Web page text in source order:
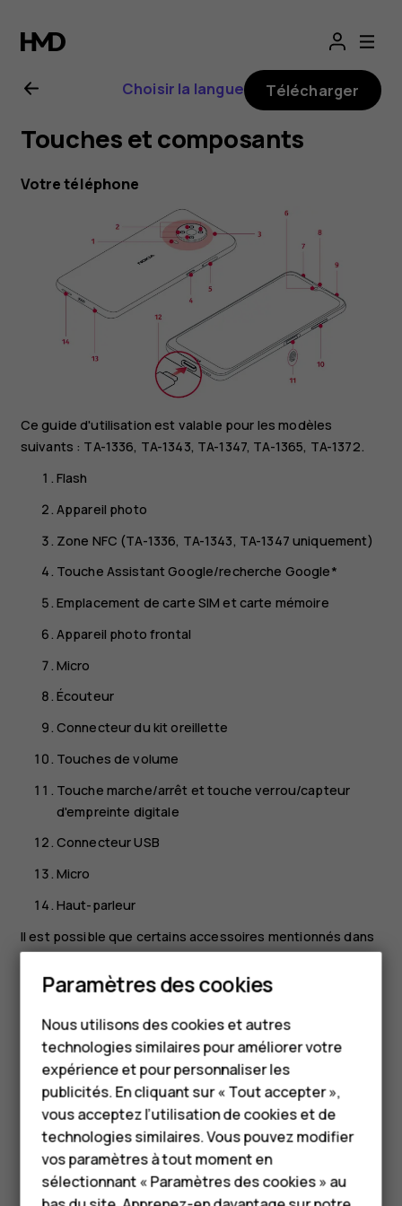
Guide
de
l'utilisateur
Nokia
G20
Smartphones
Téléphones classiques
HMD Terra M
Pour les entreprises
Tablettes
Boutique
Choisir la langue Télécharger
Touches et composants
Votre téléphone
Ce guide d'utilisation est valable pour les modèles
suivants : TA-1336, TA-1343, TA-1347, TA-1365, TA-1372.
Flash
Appareil photo
Zone NFC (TA-1336, TA-1343, TA-1347 uniquement)
Touche Assistant Google/recherche Google*
Emplacement de carte SIM et carte mémoire
Appareil photo frontal
Micro
Écouteur
Connecteur du kit oreillette
Touches de volume
Touche marche/arrêt et touche verrou/capteur
d'empreinte digitale
Connecteur USB
Micro
Haut-parleur
Il est possible que certains accessoires mentionnés dans
ce guide d'utilisation, notamment le chargeur, le kit
oreillette ou le câble de données soient vendus
*L'assistant Google n'est pas disponible dans certaines
langues et dans certains pays. S'il n'est pas disponible,
l'Assistant Google est remplacé par la recherche Google.
Vérifiez la disponibilité sur
https://support.google.com/assistant.
Pièces et connecteurs, magnétisme
Ne connectez pas de produit créant un signal de sortie,
Paramètres des cookies
Nous utilisons des cookies et autres
technologies similaires pour améliorer votre
expérience et pour personnaliser les
publicités. En cliquant sur « Tout accepter »,
vous acceptez l’utilisation de cookies et de
technologies similaires. Vous pouvez modifier
vos paramètres à tout moment en
sélectionnant « Paramètres des cookies » au